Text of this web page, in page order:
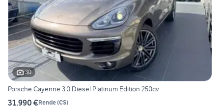
30
Porsche Cayenne 3.0 Diesel Platinum Edition 250cv
31.990 €Rende(CS)